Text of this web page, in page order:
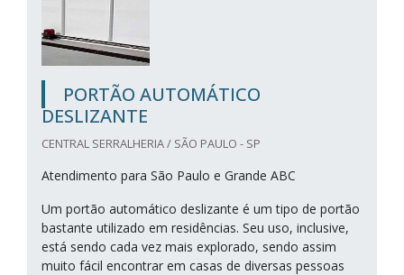
PORTÃO AUTOMÁTICO
DESLIZANTE
CENTRAL SERRALHERIA / SÃO PAULO - SP
Atendimento para São Paulo e Grande ABC
Um portão automático deslizante é um tipo de portão
bastante utilizado em residências. Seu uso, inclusive,
está sendo cada vez mais explorado, sendo assim
muito fácil encontrar em casas de diversas pessoas